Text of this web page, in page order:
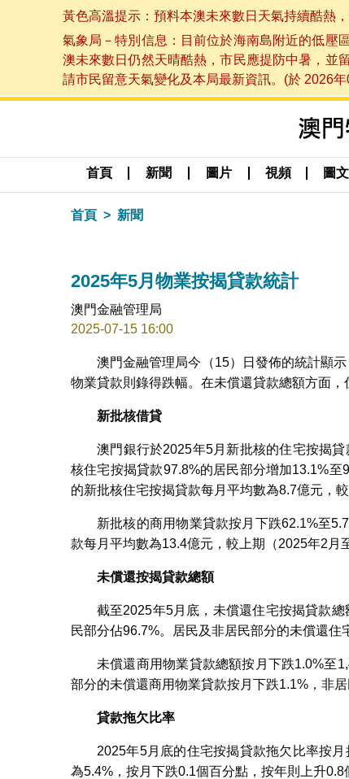
黃色高溫提示：預料本澳未來數日天氣持續酷熱
氣象局－特別信息：目前位於海南島附近的低壓
澳未來數日仍然天晴酷熱，市民應提防中暑，並
請市民留意天氣變化及本局最新資訊。(於 2026
首頁 新聞 圖片 視頻 圖
首頁 新聞
2025年5月物業按揭貸款統計
澳門金融管理局
2025-07-15 16:00
澳門金融管理局今（15）日發佈的統計顯
物業貸款則錄得跌幅。在未償還貸款總額方面，
新批核借貸
澳門銀行於2025年5月新批核的住宅按揭
核住宅按揭貸款97.8%的居民部分增加13.1%
的新批核住宅按揭貸款每月平均數為8.7億元，
新批核的商用物業貸款按月下跌62.1%至
款每月平均數為13.4億元，較上期（2025年2月
未償還按揭貸款總額
截至2025年5月底，未償還住宅按揭貸款
民部分佔96.7%。居民及非居民部分的未償還住
未償還商用物業貸款總額按月下跌1.0%至
部分的未償還商用物業貸款按月下跌1.1%，非居
貸款拖欠比率
2025年5月底的住宅按揭貸款拖欠比率按
為5.4%，按月下跌0.1個百分點，按年則上升0.8